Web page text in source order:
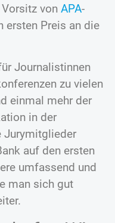
von APA-
ersten Preis an die
Journalistinnen
zu vielen
einmal mehr der
in der
Jurymitglieder
auf den ersten
umfassend und
man sich gut